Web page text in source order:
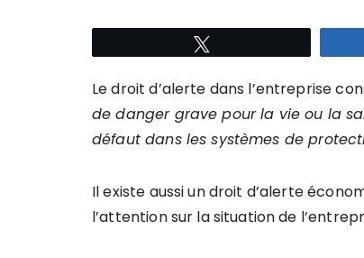
Le droit d’alerte dans l’entreprise
de danger grave pour la vie ou la
défaut dans les systèmes de
Il existe aussi un droit d’alerte
l’attention sur la situation de